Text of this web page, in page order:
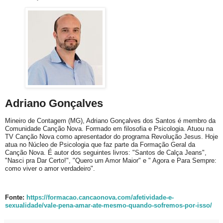
Adriano Gonçalves
Mineiro de Contagem (MG), Adriano Gonçalves dos Santos é membro da
Comunidade Canção Nova. Formado em filosofia e Psicologia. Atuou na
TV Canção Nova como apresentador do programa Revolução Jesus. Hoje
atua no Núcleo de Psicologia que faz parte da Formação Geral da
Canção Nova. É autor dos seguintes livros: "Santos de Calça Jeans",
"Nasci pra Dar Certo!", "Quero um Amor Maior" e " Agora e Para Sempre:
como viver o amor verdadeiro".
Fonte: https://formacao.cancaonova.com/afetividade-e-
sexualidade/vale-pena-amar-ate-mesmo-quando-sofremos-por-isso/